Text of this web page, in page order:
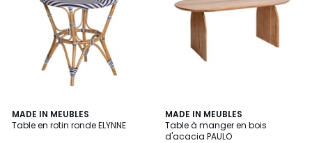
MADE IN MEUBLES
Table en rotin ronde ELYNNE
MADE IN MEUBLES
Table à manger en bois
d'acacia PAULO